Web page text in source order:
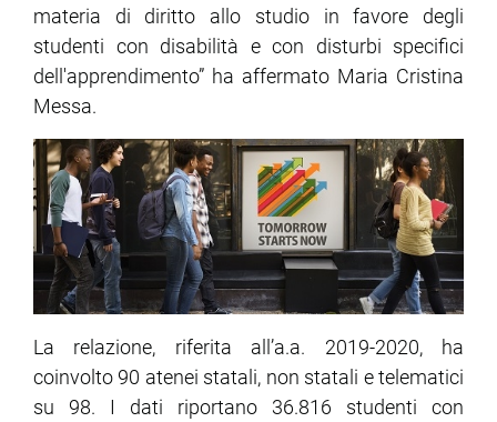
materia di diritto allo studio in favore degli
studenti con disabilità e con disturbi specifici
dell'apprendimento” ha affermato Maria Cristina
Messa.
La relazione, riferita all’a.a. 2019-2020, ha
coinvolto 90 atenei statali, non statali e telematici
su 98. I dati riportano 36.816 studenti con